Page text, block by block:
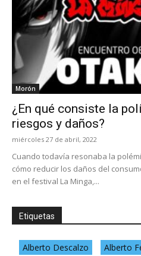
Morón
¿En qué consiste la
riesgos y daños?
miércoles 27 de abril, 2022
Cuando todavía resonaba la
cómo reducir los daños del
en el festival La Minga,...
Etiquetas
Alberto Descalzo Alberto